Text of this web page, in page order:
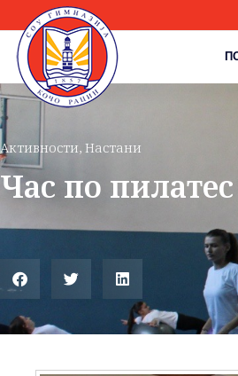
Активности, Настани
Час по